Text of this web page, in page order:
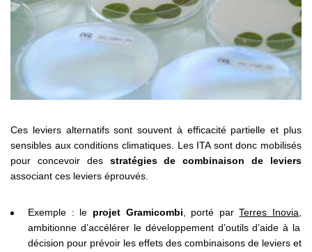
Ces leviers alternatifs sont souvent à efficacité partielle et plus
sensibles aux conditions climatiques. Les ITA sont donc mobilisés
pour concevoir des stratégies de combinaison de leviers
associant ces leviers éprouvés.
Exemple : le projet Gramicombi , porté parTerres Inovia
ambitionne d’accélérer le développement d’outils d’aide à la
décision pour prévoir les effets des combinaisons de leviers et